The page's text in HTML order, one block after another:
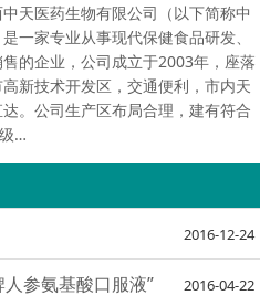
天医药生物有限公司（以下简称中
一家专业从事现代保健食品研发、
的企业，公司成立于2003年，座落
新技术开发区，交通便利，市内天
。公司生产区布局合理，建有符合
…
2016-12-24
参氨基酸口服液” 2016-04-22